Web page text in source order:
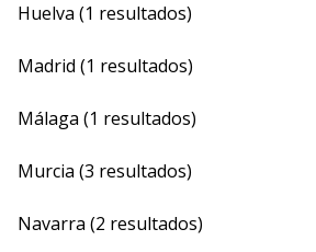
Huelva (1 resultados)
Madrid (1 resultados)
Málaga (1 resultados)
Murcia (3 resultados)
Navarra (2 resultados)